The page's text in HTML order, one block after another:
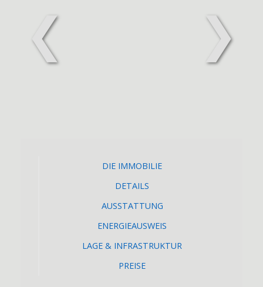
❮ ❯
DIE IMMOBILIE
DETAILS
AUSSTATTUNG
ENERGIEAUSWEIS
LAGE & INFRASTRUKTUR
PREISE